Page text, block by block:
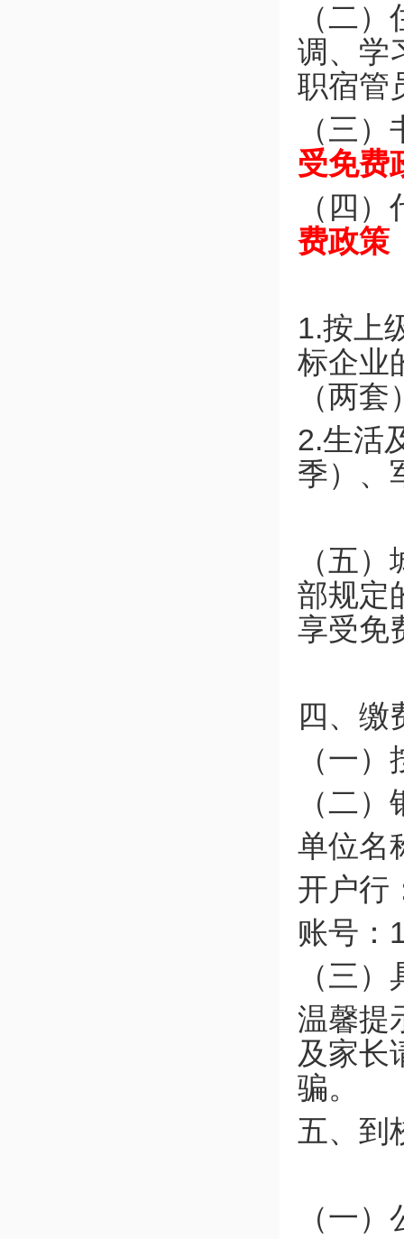
（二
调、学
职宿管
（三
受免费
（四
费政策
1.按上
标企业
（两
2.生活
季）、
（五
部规定
享受免
四、缴
（一
（二
单位名
开户行
账号：
（三
温馨提
及家长
骗。
五、到
（一